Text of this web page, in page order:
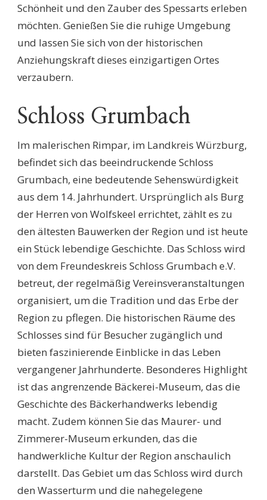
Schönheit und den Zauber des Spessarts erleben
möchten. Genießen Sie die ruhige Umgebung
und lassen Sie sich von der historischen
Anziehungskraft dieses einzigartigen Ortes
verzaubern.
Schloss Grumbach
Im malerischen Rimpar, im Landkreis Würzburg,
befindet sich das beeindruckende Schloss
Grumbach, eine bedeutende Sehenswürdigkeit
aus dem 14. Jahrhundert. Ursprünglich als Burg
der Herren von Wolfskeel errichtet, zählt es zu
den ältesten Bauwerken der Region und ist heute
ein Stück lebendige Geschichte. Das Schloss wird
von dem Freundeskreis Schloss Grumbach e.V.
betreut, der regelmäßig Vereinsveranstaltungen
organisiert, um die Tradition und das Erbe der
Region zu pflegen. Die historischen Räume des
Schlosses sind für Besucher zugänglich und
bieten faszinierende Einblicke in das Leben
vergangener Jahrhunderte. Besonderes Highlight
ist das angrenzende Bäckerei-Museum, das die
Geschichte des Bäckerhandwerks lebendig
macht. Zudem können Sie das Maurer- und
Zimmerer-Museum erkunden, das die
handwerkliche Kultur der Region anschaulich
darstellt. Das Gebiet um das Schloss wird durch
den Wasserturm und die nahegelegene